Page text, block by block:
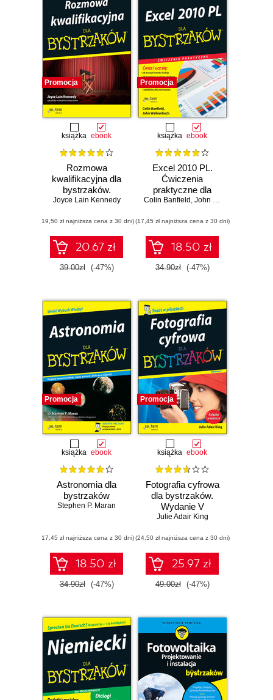
Promocja
książka ebook
Rozmowa
kwalifikacyjna dla
bystrzaków.
Wydanie III
Joyce Lain Kennedy
(19,50 zł najniższa cena z 30 dni)
20.67 zł
39.00zł (-47%)
Promocja
książka ebook
Excel 2010 PL.
Ćwiczenia
praktyczne dla
bystrzaków
Colin Banfield , John Walkenbach
(17,45 zł najniższa cena z 30 dni)
18.50 zł
34.90zł (-47%)
Promocja
książka ebook
Astronomia dla
bystrzaków
Stephen P. Maran
(17,45 zł najniższa cena z 30 dni)
18.50 zł
34.90zł (-47%)
Promocja
książka ebook
Fotografia cyfrowa
dla bystrzaków.
Wydanie V
Julie Adair King
(24,50 zł najniższa cena z 30 dni)
25.97 zł
49.00zł (-47%)